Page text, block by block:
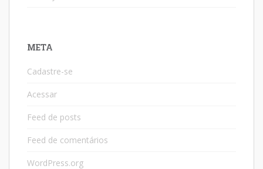
META
Cadastre-se
Acessar
Feed de posts
Feed de comentários
WordPress.org